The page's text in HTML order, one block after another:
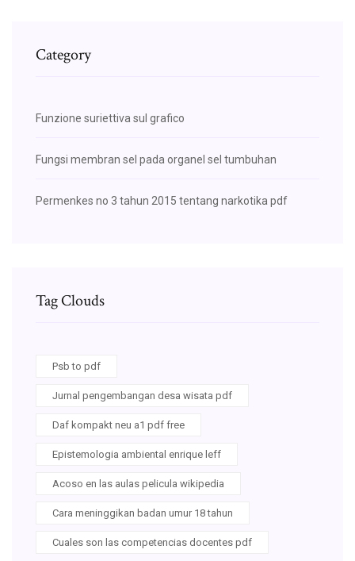
Category
Funzione suriettiva sul grafico
Fungsi membran sel pada organel sel tumbuhan
Permenkes no 3 tahun 2015 tentang narkotika pdf
Tag Clouds
Psb to pdf
Jurnal pengembangan desa wisata pdf
Daf kompakt neu a1 pdf free
Epistemologia ambiental enrique leff
Acoso en las aulas pelicula wikipedia
Cara meninggikan badan umur 18 tahun
Cuales son las competencias docentes pdf